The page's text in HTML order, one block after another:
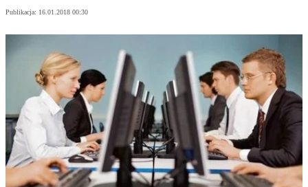
Publikacja: 16.01.2018 00:30